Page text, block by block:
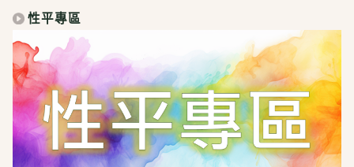
性平專區